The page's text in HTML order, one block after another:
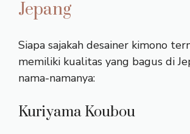
Jepang
Siapa sajakah desainer kimono
memiliki kualitas yang bagus di
nama-namanya:
Kuriyama Koubou